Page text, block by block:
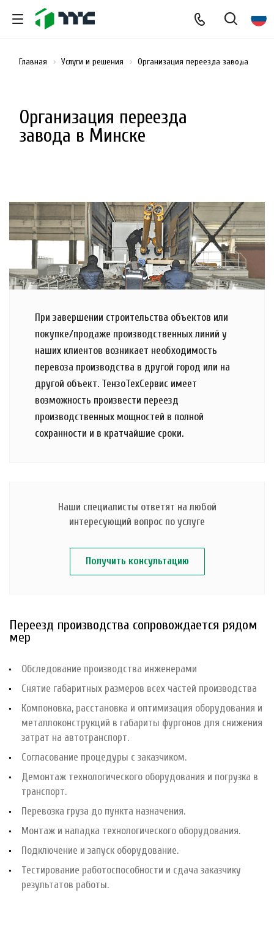
Организация переезда
завода в Минске
Главная Услуги и решения Организация переезда завода
При завершении строительства объектов или
покупке/продаже производственных линий у
наших клиентов возникает необходимость
перевоза производства в другой город или на
другой объект. ТензоТехСервис имеет
возможность произвести переезд
производственных мощностей в полной
сохранности и в кратчайшие сроки.
Наши специалисты ответят на любой
интересующий вопрос по услуге
Получить консультацию
Переезд производства сопровождается рядом
мер
Обследование производства инженерами
Снятие габаритных размеров всех частей производства
Компоновка, расстановка и оптимизация оборудования и
металлоконструкций в габариты фургонов для снижения
затрат на автотранспорт.
Согласование процедуры с заказчиком.
Демонтаж технологического оборудования и погрузка в
транспорт.
Перевозка груза до пункта назначения.
Монтаж и наладка технологического оборудования.
Подключение и запуск оборудование.
Тестирование работоспособности и сдача заказчику
результатов работы.